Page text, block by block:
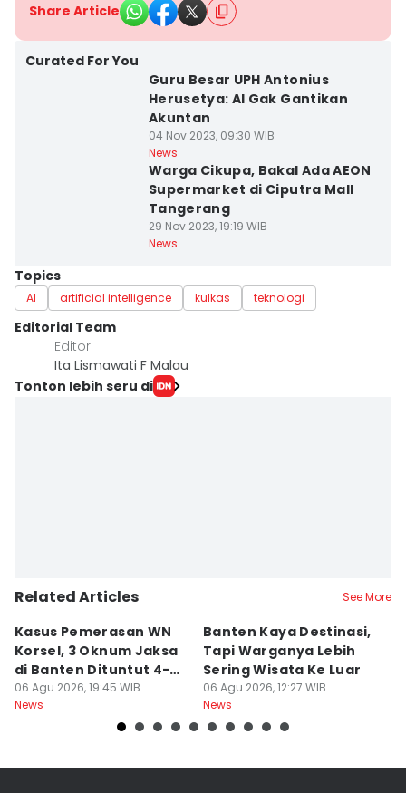
Share Article
Curated For You
Guru Besar UPH Antonius
Herusetya: AI Gak Gantikan
Akuntan
04 Nov 2023, 09:30 WIB
News
Warga Cikupa, Bakal Ada AEON
Supermarket di Ciputra Mall
Tangerang
29 Nov 2023, 19:19 WIB
News
Topics
AI artificial intelligence kulkas teknologi
Editorial Team
Editor
Ita Lismawati F Malau
Tonton lebih seru di
Related Articles See More
Kasus Pemerasan WN
Korsel, 3 Oknum Jaksa
di Banten Dituntut 4-5
Tahun
06 Agu 2026, 19:45 WIB
News
Banten Kaya Destinasi,
Tapi Warganya Lebih
Sering Wisata Ke Luar
06 Agu 2026, 12:27 WIB
News